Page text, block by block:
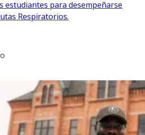
estudiantes para desempeñarse
Respiratorios.